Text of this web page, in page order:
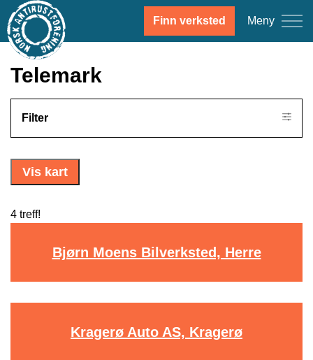
Finn verksted Meny
Telemark
Filter
Vis kart
4 treff!
Bjørn Moens Bilverksted, Herre
Kragerø Auto AS, Kragerø